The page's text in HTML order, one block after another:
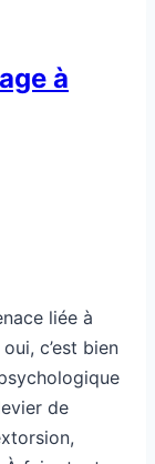
à
liée à
c’est bien
de